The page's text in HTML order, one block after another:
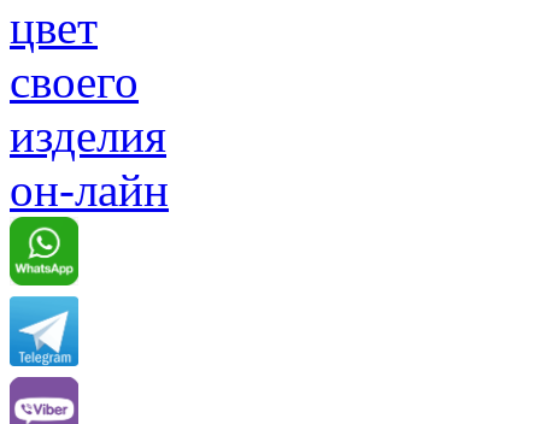
цвет
своего
изделия
он-лайн